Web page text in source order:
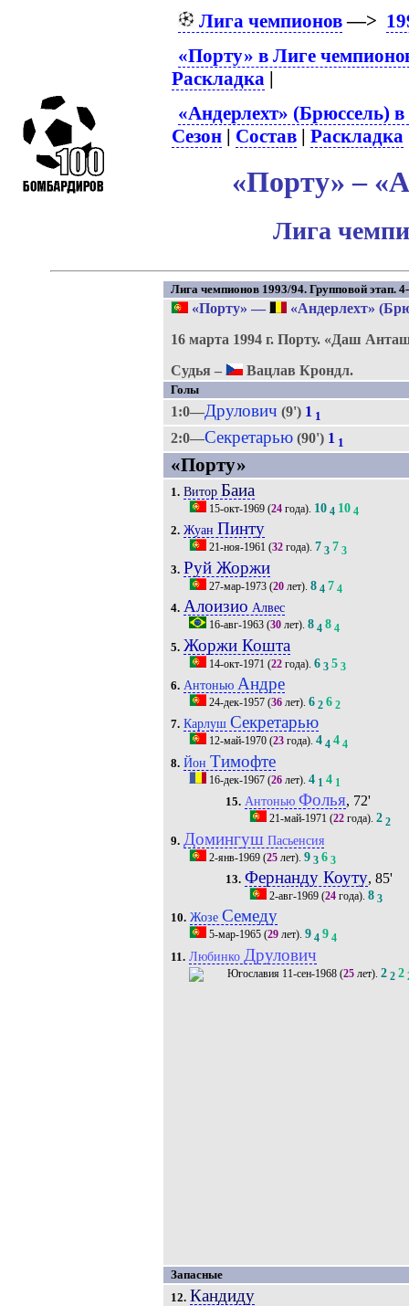
Лига чемпионов—>
«Порту» в Лиге
Раскладка |
«Андерлехт» (Брюссель)
Сезон | Состав |Раскладка
«Порту» –
Лига
Лига чемпионов 1993/94. Групповой этап.
«Порту» —
«Андерлехт»
16 марта 1994 г. Порту. «Даш
Судья –
Вацлав Крондл.
Голы
1:0—Друлович (9') 1 1
2:0—Секретарью(90') 1 1
«Порту»
1. Витор Баиа
15-окт-1969(24года). 10 4 10 4
2. Жуан Пинту
21-ноя-1961 (32года). 7 3 7 3
3. Руй Жоржи
27-мар-1973(20лет). 8 4 7 4
4. Алоизио Алвес
16-авг-1963(30лет). 8 4 8 4
5. Жоржи Кошта
14-окт-1971 (22года). 6 3 5 3
6. Антонью Андре
24-дек-1957(36лет). 6 2 6 2
7. Карлуш Секретарью
12-май-1970(23года). 4 4 4 4
8. Йон Тимофте
16-дек-1967(26лет). 4 1 4 1
15. Антонью Фолья, 72'
21-май-1971 (22 года).2 2
9. Домингуш Пасьенсия
2-янв-1969(25лет). 9 3 6 3
13. Фернанду Коуту, 85'
2-авг-1969 (24 года).8 3
10. Жозе Семеду
5-мар-1965(29лет). 9 4 9 4
11. Любинко Друлович
11-сен-1968 (25 лет).2 2 2
Запасные
12. Кандиду